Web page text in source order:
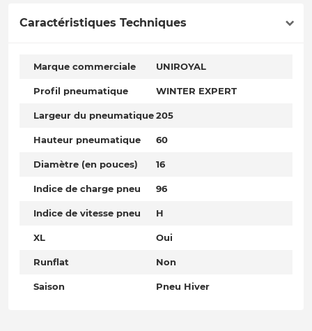
Caractéristiques Techniques
Marque commerciale UNIROYAL
Profil pneumatique WINTER EXPERT
Largeur du pneumatique205
Hauteur pneumatique 60
Diamètre (en pouces) 16
Indice de charge pneu 96
Indice de vitesse pneu H
XL Oui
Runflat Non
Saison Pneu Hiver